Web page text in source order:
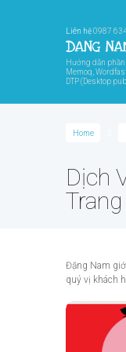
Liên hệ0987
Hướng dẫn phần
Memoq,
DTP (Desktop
Home
Dịch
Trang
Đặng Nam
quý vị khách
: